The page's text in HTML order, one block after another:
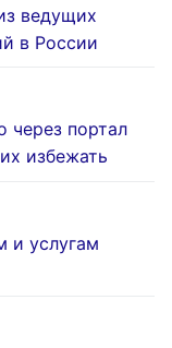
ведущих
в России
через портал
избежать
и услугам